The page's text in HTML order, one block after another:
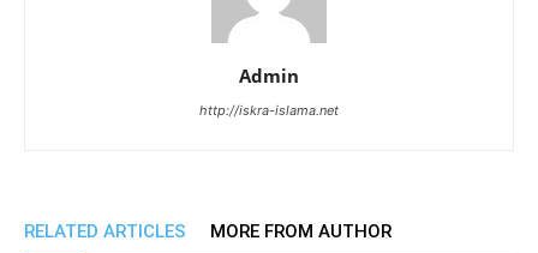
Admin
http://iskra-islama.net
RELATED ARTICLES MORE FROM AUTHOR